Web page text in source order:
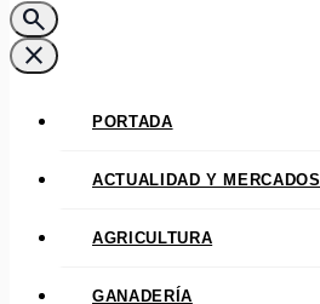
search
close
PORTADA
ACTUALIDAD Y MERCADOS
AGRICULTURA
GANADERÍA